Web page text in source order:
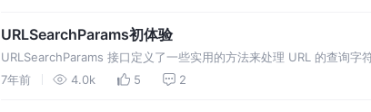
URLSearchParams初体验
URLSearchParams 接口定义了一些实用的方法来处理 URL 的查询
先，我们调用new URLSearchParams()会返回一个
7年前 4.0k 5 2